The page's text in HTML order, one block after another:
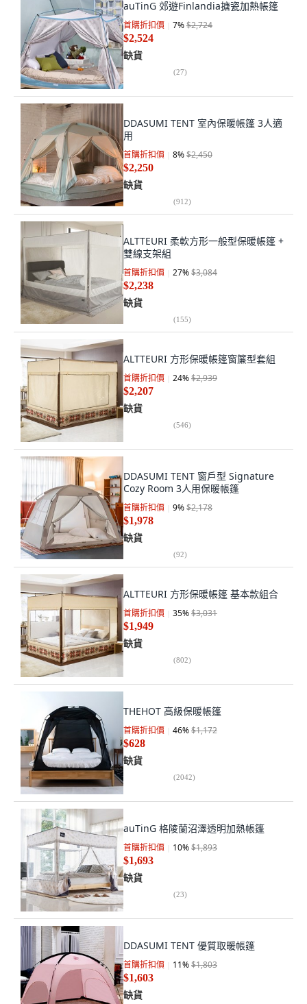
auTinG 郊遊Finlandia搪瓷加熱帳篷
首購折扣價 7%$2,724
$2,524
缺貨
(27)
DDASUMI TENT 室內保暖帳篷 3人適
用
首購折扣價 8%$2,450
$2,250
缺貨
(912)
ALTTEURI 柔軟方形一般型保暖帳篷 +
雙線支架組
首購折扣價 27%$3,084
$2,238
缺貨
(155)
ALTTEURI 方形保暖帳篷窗簾型套組
首購折扣價 24%$2,939
$2,207
缺貨
(546)
DDASUMI TENT 窗戶型 Signature
Cozy Room 3人用保暖帳篷
首購折扣價 9%$2,178
$1,978
缺貨
(92)
ALTTEURI 方形保暖帳篷 基本款組合
首購折扣價 35%$3,031
$1,949
缺貨
(802)
THEHOT 高級保暖帳篷
首購折扣價 46%$1,172
$628
缺貨
(2042)
auTinG 格陵蘭沼澤透明加熱帳篷
首購折扣價 10%$1,893
$1,693
缺貨
(23)
DDASUMI TENT 優質取暖帳篷
首購折扣價 11%$1,803
$1,603
缺貨